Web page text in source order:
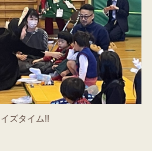
ズタイム!!